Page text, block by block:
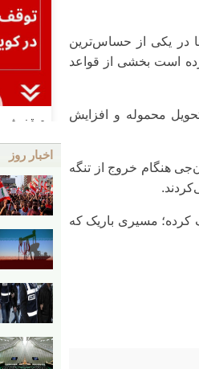
در یکی از حساس‌ترین
است بخشی از قواعد
محموله و افزایش
هنگام خروج از تنگه
کرده؛ مسیری باریک که
اخبار روز